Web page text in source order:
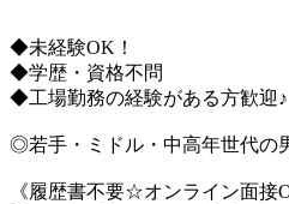
◆未経験OK！
◆学歴・資格不問
◆工場勤務の経験がある方歓迎♪
◎若手・ミドル・中高年世代の
《履歴書不要☆オンライン面接